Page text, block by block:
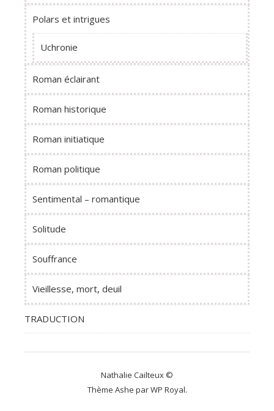
Polars et intrigues
Uchronie
Roman éclairant
Roman historique
Roman initiatique
Roman politique
Sentimental – romantique
Solitude
Souffrance
Vieillesse, mort, deuil
TRADUCTION
Nathalie Cailteux ©
Thème Ashe parWP Royal.